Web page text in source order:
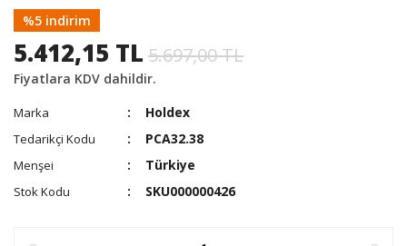
%5 indirim
5.412,15 TL 5.697,00 TL
Fiyatlara KDV dahildir.
Marka Holdex
Tedarikçi Kodu PCA32.38
Menşei Türkiye
Stok Kodu SKU000000426